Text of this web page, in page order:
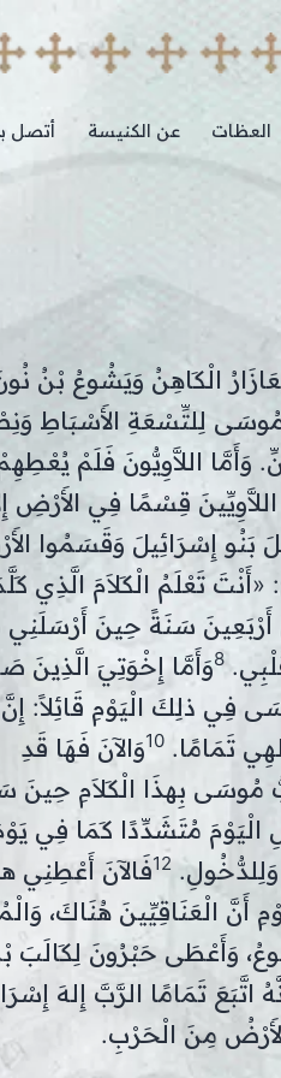
العظات عن الكنيسة أتصل
الْكَاهِنُ وَيَشُوعُ بْنُ
مُوسَى لِلتِّسْعَةِ الأَسْبَاطِ
اللاَّوِيُّونَ فَلَمْ
قِسْمًا فِي الأَرْضِ
بَنُو إِسْرَائِيلَ وَقَسَمُوا
تَعْلَمُ الْكَلاَمَ الَّذِي
أَرْبَعِينَ سَنَةً حِينَ
8وَأَمَّا إِخْوَتِيَ الَّذِينَ
فِي ذلِكَ الْيَوْمِ قَائِلاً:
تَمَامًا.10وَالآنَ فَهَا قَدِ
مُوسَى بِهذَا الْكَلاَمِ حِينَ
الْيَوْمَ مُتَشَدِّدًا كَمَا فِي
وَلِلدُّخُولِ.12فَالآنَ أَعْطِنِي
الْعَنَاقِيِّينَ هُنَاكَ،
وَأَعْطَى حَبْرُونَ لِكَالَبَ
اتَّبَعَ تَمَامًا الرَّبَّ إِلهَ
مِنَ الْحَرْبِ.